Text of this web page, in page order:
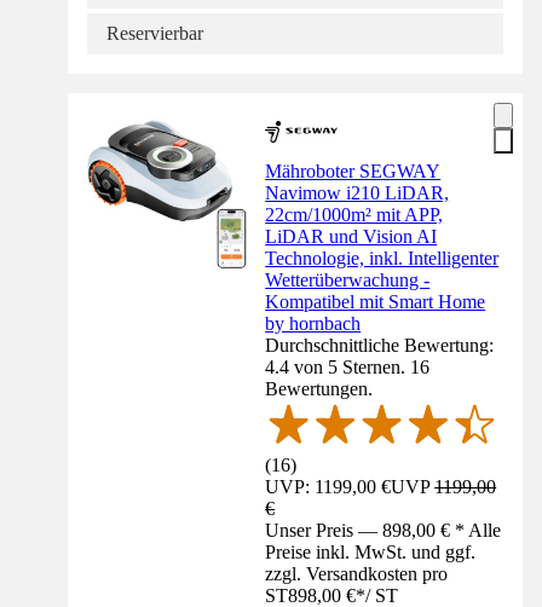
Reservierbar
Mähroboter SEGWAY
Navimow i210 LiDAR,
22cm/1000m² mit APP,
LiDAR und Vision AI
Technologie, inkl. Intelligenter
Wetterüberwachung -
Kompatibel mit Smart Home
by hornbach
Durchschnittliche Bewertung:
4.4 von 5 Sternen. 16
Bewertungen.
(16)
UVP: 1199,00 €UVP1199,00
€
Unser Preis — 898,00 € * Alle
Preise inkl. MwSt. und ggf.
zzgl. Versandkosten pro
ST898,00 €*/ ST